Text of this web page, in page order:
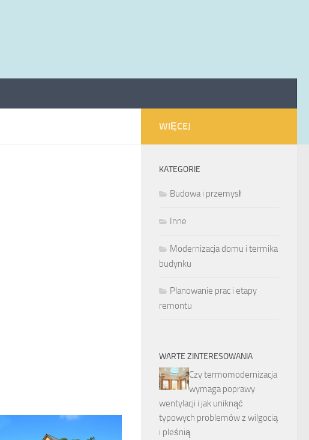
WIĘCEJ
KATEGORIE
Budowa i przemysł
Inne
Modernizacja domu i termika
budynku
Planowanie prac i etapy
remontu
WARTE ZINTERESOWANIA
Czy termomodernizacja
wymaga poprawy
wentylacji i jak uniknąć
typowych problemów z wilgocią
i pleśnią